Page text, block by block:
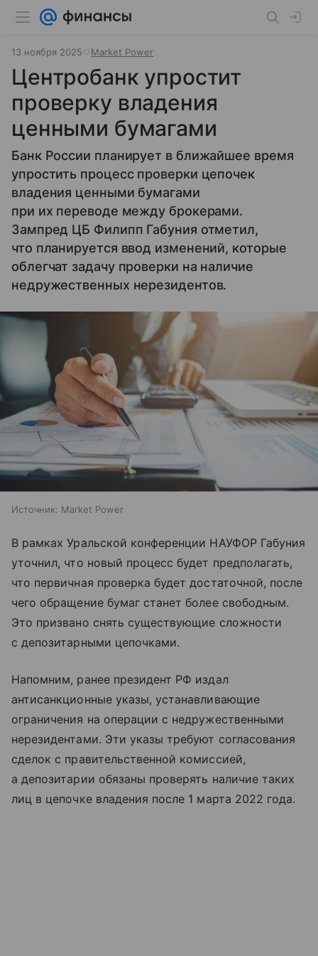
13 ноября 2025 Market Power
Центробанк упростит
проверку владения
ценными бумагами
Банк России планирует в ближайшее время
упростить процесс проверки цепочек
владения ценными бумагами
при их переводе между брокерами.
Зампред ЦБ Филипп Габуния отметил,
что планируется ввод изменений, которые
облегчат задачу проверки на наличие
недружественных нерезидентов.
Источник: Market Power
В рамках Уральской конференции НАУФОР Габуния
уточнил, что новый процесс будет предполагать,
что первичная проверка будет достаточной, после
чего обращение бумаг станет более свободным.
Это призвано снять существующие сложности
с депозитарными цепочками.
Напомним, ранее президент РФ издал
антисанкционные указы, устанавливающие
ограничения на операции с недружественными
нерезидентами. Эти указы требуют согласования
сделок с правительственной комиссией,
а депозитарии обязаны проверять наличие таких
лиц в цепочке владения после 1 марта 2022 года.